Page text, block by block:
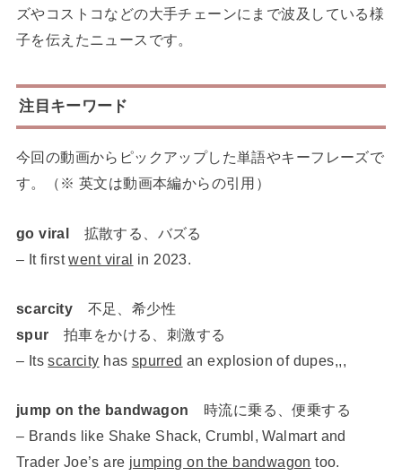
ズやコストコなどの大手チェーンにまで波及している様
子を伝えたニュースです。
注目キーワード
今回の動画からピックアップした単語やキーフレーズで
す。（※ 英文は動画本編からの引用）
go viral 拡散する、バズる
– It firstwent viral in 2023.
scarcity 不足、希少性
spur 拍車をかける、刺激する
– Itsscarcity has spurred an explosion of dupes,,,
jump on the bandwagon 時流に乗る、便乗する
– Brands like Shake Shack, Crumbl, Walmart and
Trader Joe’s are jumping on the bandwagon too.